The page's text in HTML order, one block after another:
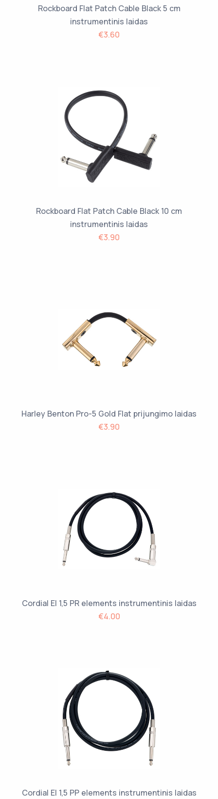
Rockboard Flat Patch Cable Black 5 cm
instrumentinis laidas
€3.60
Rockboard Flat Patch Cable Black 10 cm
instrumentinis laidas
€3.90
Harley Benton Pro-5 Gold Flat prijungimo laidas
€3.90
Cordial EI 1,5 PR elements instrumentinis laidas
€4.00
Cordial EI 1,5 PP elements instrumentinis laidas